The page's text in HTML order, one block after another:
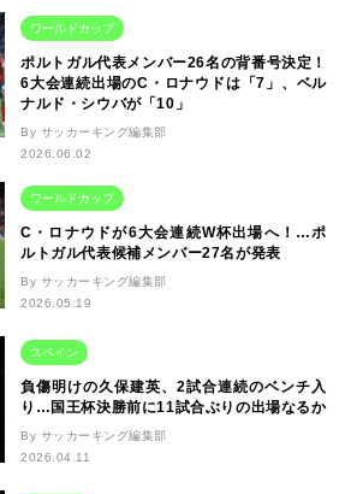
ワールドカップ
ポルトガル代表メンバー26名の背番号決定！
6大会連続出場のC・ロナウドは「7」、ベル
ナルド・シウバが「10」
By サッカーキング編集部
2026.06.02
ワールドカップ
C・ロナウドが6大会連続W杯出場へ！…ポ
ルトガル代表候補メンバー27名が発表
By サッカーキング編集部
2026.05.19
スペイン
負傷明けの久保建英、2試合連続のベンチ入
り…国王杯決勝前に11試合ぶりの出場なるか
By サッカーキング編集部
2026.04.11